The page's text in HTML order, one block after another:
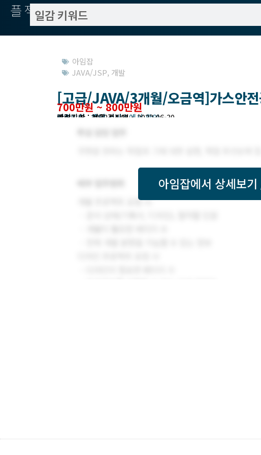
플젝서치
아임잡
JAVA/JSP, 개발
[고급/JAVA/3개월/오금역]가스안
700만원 ~ 800만원
작업방식 : 프리
모집기한 : 해당 서비스에서 확인
예상기간 : 2022-04-01 ~ 2022-06-30
관련지역 : 서울 전지역
아임잡에서 상세보